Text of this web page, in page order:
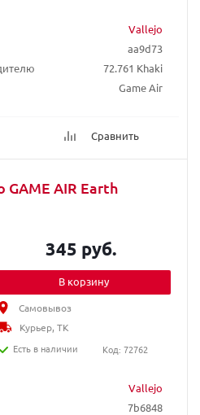
Vallejo
aa9d73
72.761 Khaki
Game Air
Сравнить
GAME AIR Earth
Vallejo
7b6848
345 руб.
В корзину
Самовывоз
Курьер, ТК
Есть в наличии
Код: 72762